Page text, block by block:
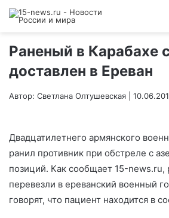
Раненый в Карабахе
доставлен в Ереван
Автор: Светлана Олтушевская |
Двадцатилетнего армянского
ранил противник при обстреле с
позиций. Как сообщает 15-news.ru,
перевезли в ереванский военный
говорят, что пациент находится в